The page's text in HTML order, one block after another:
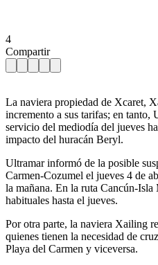
4
Compartir
La naviera propiedad de Xcaret,
incremento a sus tarifas; en tanto,
servicio del mediodía del jueves
impacto del huracán Beryl.
Ultramar informó de la posible
Carmen-Cozumel el jueves 4 de
la mañana. En la ruta Cancún-Isla
habituales hasta el jueves.
Por otra parte, la naviera Xailing
quienes tienen la necesidad de
Playa del Carmen y viceversa.